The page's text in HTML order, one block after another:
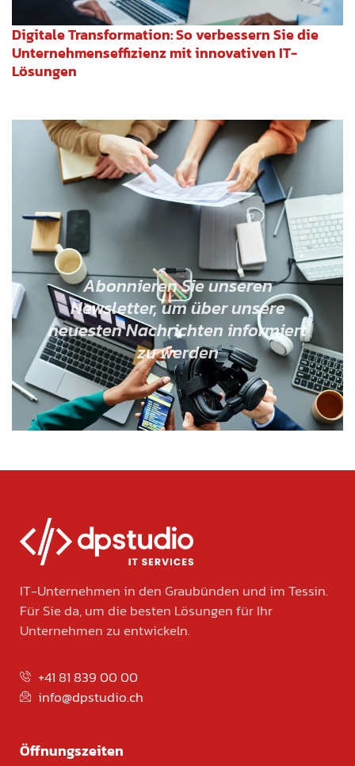
Digitale Transformation: So verbessern Sie die
Unternehmenseffizienz mit innovativen IT-
Lösungen
Abonnieren Sie unseren
Newsletter, um über unsere
neuesten Nachrichten informiert
zu werden
IT-Unternehmen in den Graubünden und im Tessin.
Für Sie da, um die besten Lösungen für Ihr
Unternehmen zu entwickeln.
+41 81 839 00 00
info@dpstudio.ch
Öffnungszeiten